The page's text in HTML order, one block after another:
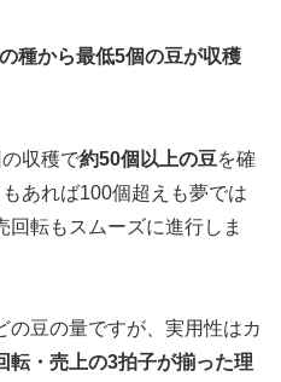
種から最低5個の豆が収穫
収穫で約50個以上の豆を確
あれば100個超えも夢では
回転もスムーズに進行しま
の豆の量ですが、実用性はカ
転・売上の3拍子が揃った理